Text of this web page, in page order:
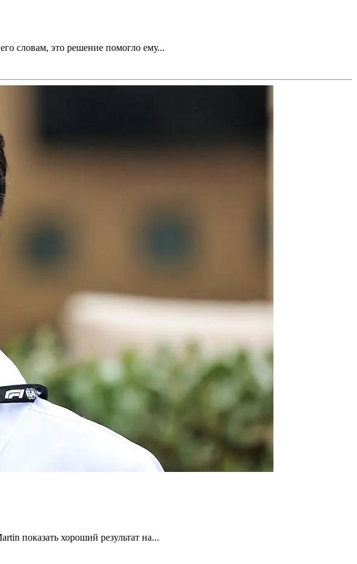
словам, это решение помогло ему...
показать хороший результат на...